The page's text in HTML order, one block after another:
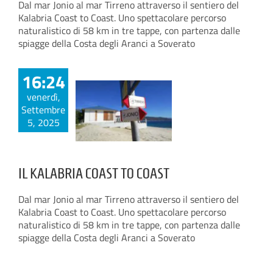
Dal mar Jonio al mar Tirreno attraverso il sentiero del
Kalabria Coast to Coast. Uno spettacolare percorso
naturalistico di 58 km in tre tappe, con partenza dalle
spiagge della Costa degli Aranci a Soverato
16:24
venerdì,
Settembre
5, 2025
IL KALABRIA COAST TO COAST
Dal mar Jonio al mar Tirreno attraverso il sentiero del
Kalabria Coast to Coast. Uno spettacolare percorso
naturalistico di 58 km in tre tappe, con partenza dalle
spiagge della Costa degli Aranci a Soverato